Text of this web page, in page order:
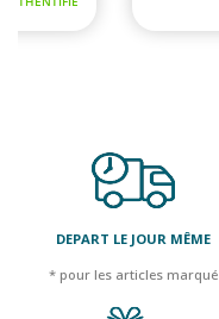
DEPART LE JOUR MÊME
* pour les articles marqué